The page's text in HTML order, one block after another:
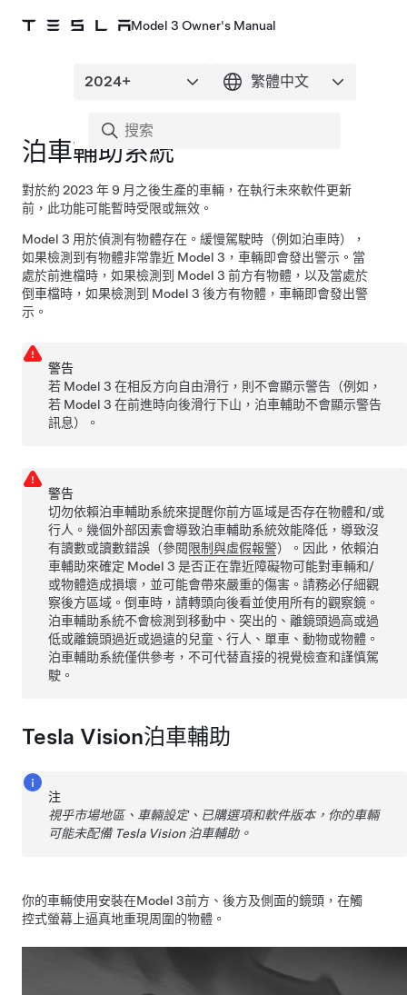
Model 3 Owner's Manual
泊車輔助系統
對於約 2023 年 9 月之後生產的車輛，在執行未來軟件更新
前，此功能可能暫時受限或無效。
Model 3 用於偵測有物體存在。緩慢駕駛時（例如泊車時），
如果檢測到有物體非常靠近 Model 3 ，車輛即會發出警示。當
處於前進檔時，如果檢測到 Model 3 前方有物體，以及當處於
倒車檔時，如果檢測到 Model 3 後方有物體，車輛即會發出警
示。
警告
若 Model 3 在相反方向自由滑行，則不會顯示警告（例如，
若 Model 3 在前進時向後滑行下山，泊車輔助不會顯示警告
訊息）。
警告
切勿依賴泊車輔助系統來提醒你前方區域是否存在物體和/或
行人。幾個外部因素會導致泊車輔助系統效能降低，導致沒
有讀數或讀數錯誤（參閱 限制與虛假報警）。因此，依賴泊
車輔助來確定 Model 3 是否正在靠近障礙物可能對車輛和/
或物體造成損壞，並可能會帶來嚴重的傷害。請務必仔細觀
察後方區域。倒車時，請轉頭向後看並使用所有的觀察鏡。
泊車輔助系統不會檢測到移動中、突出的、離鏡頭過高或過
低或離鏡頭過近或過遠的兒童、行人、單車、動物或物體。
泊車輔助系統僅供參考，不可代替直接的視覺檢查和謹慎駕
駛。
Tesla Vision泊車輔助
注
視乎市場地區、車輛設定、已購選項和軟件版本，你的車輛
可能未配備 Tesla Vision 泊車輔助。
你的車輛使用安裝在Model 3前方、後方及側面的鏡頭，在觸
控式螢幕 上逼真地重現周圍的物體。